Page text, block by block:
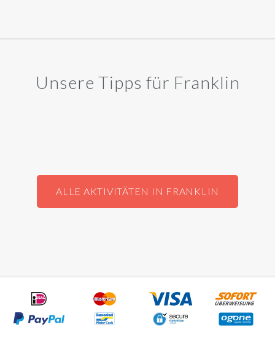
Unsere Tipps für Franklin
ALLE AKTIVITÄTEN IN FRANKLIN